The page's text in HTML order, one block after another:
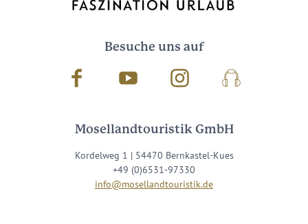
Besuche uns auf
Facebook Youtube InstagramPodcast
Mosellandtouristik GmbH
Kordelweg 1 | 54470 Bernkastel-Kues
+49 (0)6531-97330
info@mosellandtouristik.de